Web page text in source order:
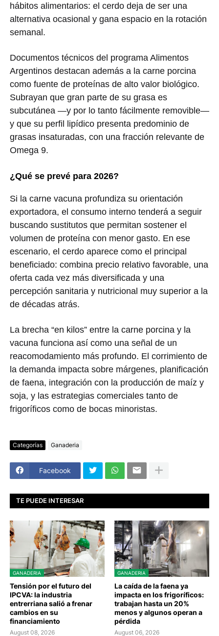
hábitos alimentarios: el cerdo deja de ser una
alternativa ocasional y gana espacio en la rotación
semanal.
Documentos técnicos del programa Alimentos
Argentinos destacan además a la carne porcina
como fuente de proteínas de alto valor biológico.
Subrayan que gran parte de su grasa es
subcutánea —y por lo tanto fácilmente removible—
y que su perfil lipídico presenta predominio de
grasas insaturadas, con una fracción relevante de
Omega 9.
¿Qué se prevé para 2026?
Si la carne vacuna profundiza su orientación
exportadora, el consumo interno tenderá a seguir
buscando sustitutos que permitan sostener el
volumen de proteína con menor gasto. En ese
escenario, el cerdo aparece como el principal
beneficiado: combina precio relativo favorable, una
oferta cada vez más diversificada y una
percepción sanitaria y nutricional muy superior a la
de décadas atrás.
La brecha “en kilos” entre la carne porcina y la
vacuna funciona así como una señal de un
reacomodamiento más profundo. El corrimiento de
la demanda impacta sobre márgenes, planificación
de faena, integración con la producción de maíz y
soja, y las estrategias comerciales tanto de
frigoríficos como de bocas minoristas.
Categorías Ganaderia
Facebook
TE PUEDE INTERESAR
GANADERIA
Tensión por el futuro del
IPCVA: la industria
entrerriana salió a frenar
cambios en su
financiamiento
August 08, 2026
GANADERIA
La caída de la faena ya
impacta en los frigoríficos:
trabajan hasta un 20%
menos y algunos operan a
pérdida
August 06, 2026